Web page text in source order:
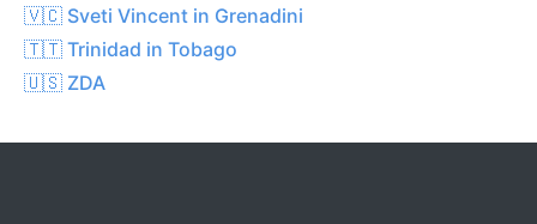
🇻🇨 Sveti Vincent in Grenadini
🇹🇹 Trinidad in Tobago
🇺🇸 ZDA